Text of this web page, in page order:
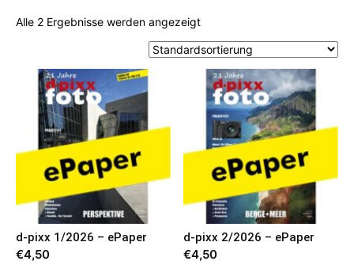
Alle 2 Ergebnisse werden angezeigt
d-pixx 1/2026 – ePaper
€4,50
d-pixx 2/2026 – ePaper
€4,50